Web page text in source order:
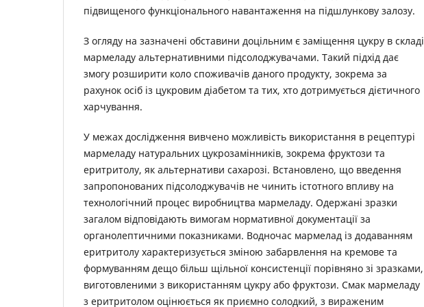
підвищеного функціонального навантаження на підшлункову залозу.
З огляду на зазначені обставини доцільним є заміщення цукру в складі
мармеладу альтернативними підсолоджувачами. Такий підхід дає
змогу розширити коло споживачів даного продукту, зокрема за
рахунок осіб із цукровим діабетом та тих, хто дотримується дієтичного
харчування.
У межах дослідження вивчено можливість використання в рецептурі
мармеладу натуральних цукрозамінників, зокрема фруктози та
еритритолу, як альтернативи сахарозі. Встановлено, що введення
запропонованих підсолоджувачів не чинить істотного впливу на
технологічний процес виробництва мармеладу. Одержані зразки
загалом відповідають вимогам нормативної документації за
органолептичними показниками. Водночас мармелад із додаванням
еритритолу характеризується зміною забарвлення на кремове та
формуванням дещо більш щільної консистенції порівняно зі зразками,
виготовленими з використанням цукру або фруктози. Смак мармеладу
з еритритолом оцінюється як приємно солодкий, з вираженим